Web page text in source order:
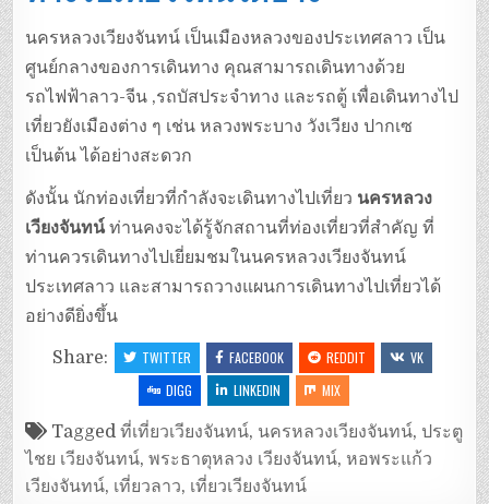
นครหลวงเวียงจันทน์ เป็นเมืองหลวงของประเทศลาว เป็น
ศูนย์กลางของการเดินทาง คุณสามารถเดินทางด้วย
รถไฟฟ้าลาว-จีน ,รถบัสประจำทาง และรถตู้ เพื่อเดินทางไป
เที่ยวยังเมืองต่าง ๆ เช่น หลวงพระบาง วังเวียง ปากเซ
เป็นต้น ได้อย่างสะดวก
ดังนั้น นักท่องเที่ยวที่กำลังจะเดินทางไปเที่ยว นครหลวง
เวียงจันทน์ท่านคงจะได้รู้จักสถานที่ท่องเที่ยวที่สำคัญ ที่
ท่านควรเดินทางไปเยี่ยมชมในนครหลวงเวียงจันทน์
ประเทศลาว และสามารถวางแผนการเดินทางไปเที่ยวได้
อย่างดียิ่งขึ้น
Share: TWITTER FACEBOOK REDDIT
VK
DIGG
LINKEDIN MIX
Taggedที่เที่ยวเวียงจันทน์, นครหลวงเวียงจันทน์, ประตู
ไชย เวียงจันทน์,พระธาตุหลวง เวียงจันทน์, หอพระแก้ว
เวียงจันทน์, เที่ยวลาว, เที่ยวเวียงจันทน์